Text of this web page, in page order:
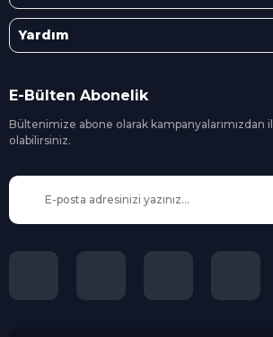
Yardım
E-Bülten Abonelik
Bültenimize abone olarak kampanyalarımızdan
olabilirsiniz.